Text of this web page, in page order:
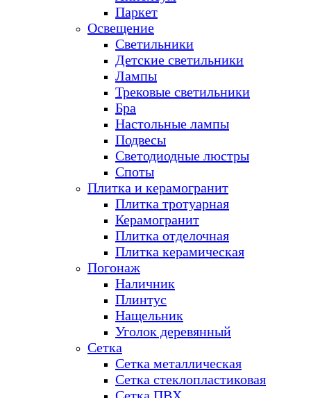
Паркет
Освещение
Светильники
Детские светильники
Лампы
Трековые светильники
Бра
Настольные лампы
Подвесы
Светодиодные люстры
Споты
Плитка и керамогранит
Плитка тротуарная
Керамогранит
Плитка отделочная
Плитка керамическая
Погонаж
Наличник
Плинтус
Нащельник
Уголок деревянный
Сетка
Сетка металлическая
Сетка стеклопластиковая